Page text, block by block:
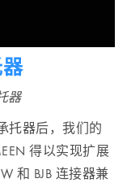
器
托器后，我们的
得以实现扩展
和 BJB 连接器兼